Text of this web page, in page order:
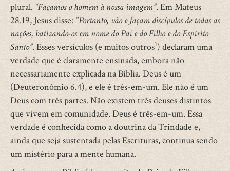
plural. “Façamos o homem à nossa imagem”. Em Mateus
28.19, Jesus disse: “Portanto, vão e façam discípulos de todas as
nações, batizando-os em nome do Pai e do Filho e do Espírito
Santo”. Esses versículos (e muitos outros1) declaram uma
verdade que é claramente ensinada, embora não
necessariamente explicada na Bíblia. Deus é um
(Deuteronômio 6.4), e ele é três-em-um. Ele não é um
Deus com três partes. Não existem três deuses distintos
que vivem em comunidade. Deus é três-em-um. Essa
verdade é conhecida como a doutrina da Trindade e,
ainda que seja sustentada pelas Escrituras, continua sendo
um mistério para a mente humana.